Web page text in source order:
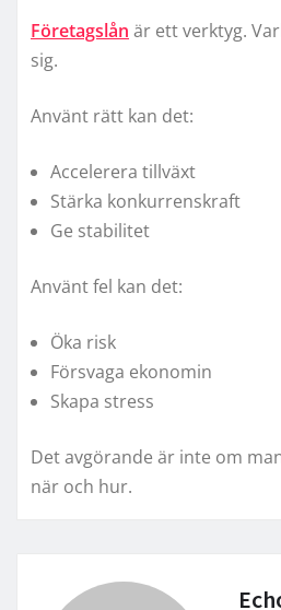
Företagslån är ett verktyg.
sig.
Använt rätt kan det:
Accelerera tillväxt
Stärka konkurrenskraft
Ge stabilitet
Använt fel kan det:
Öka risk
Försvaga ekonomin
Skapa stress
Det avgörande är inte om
när och hur.